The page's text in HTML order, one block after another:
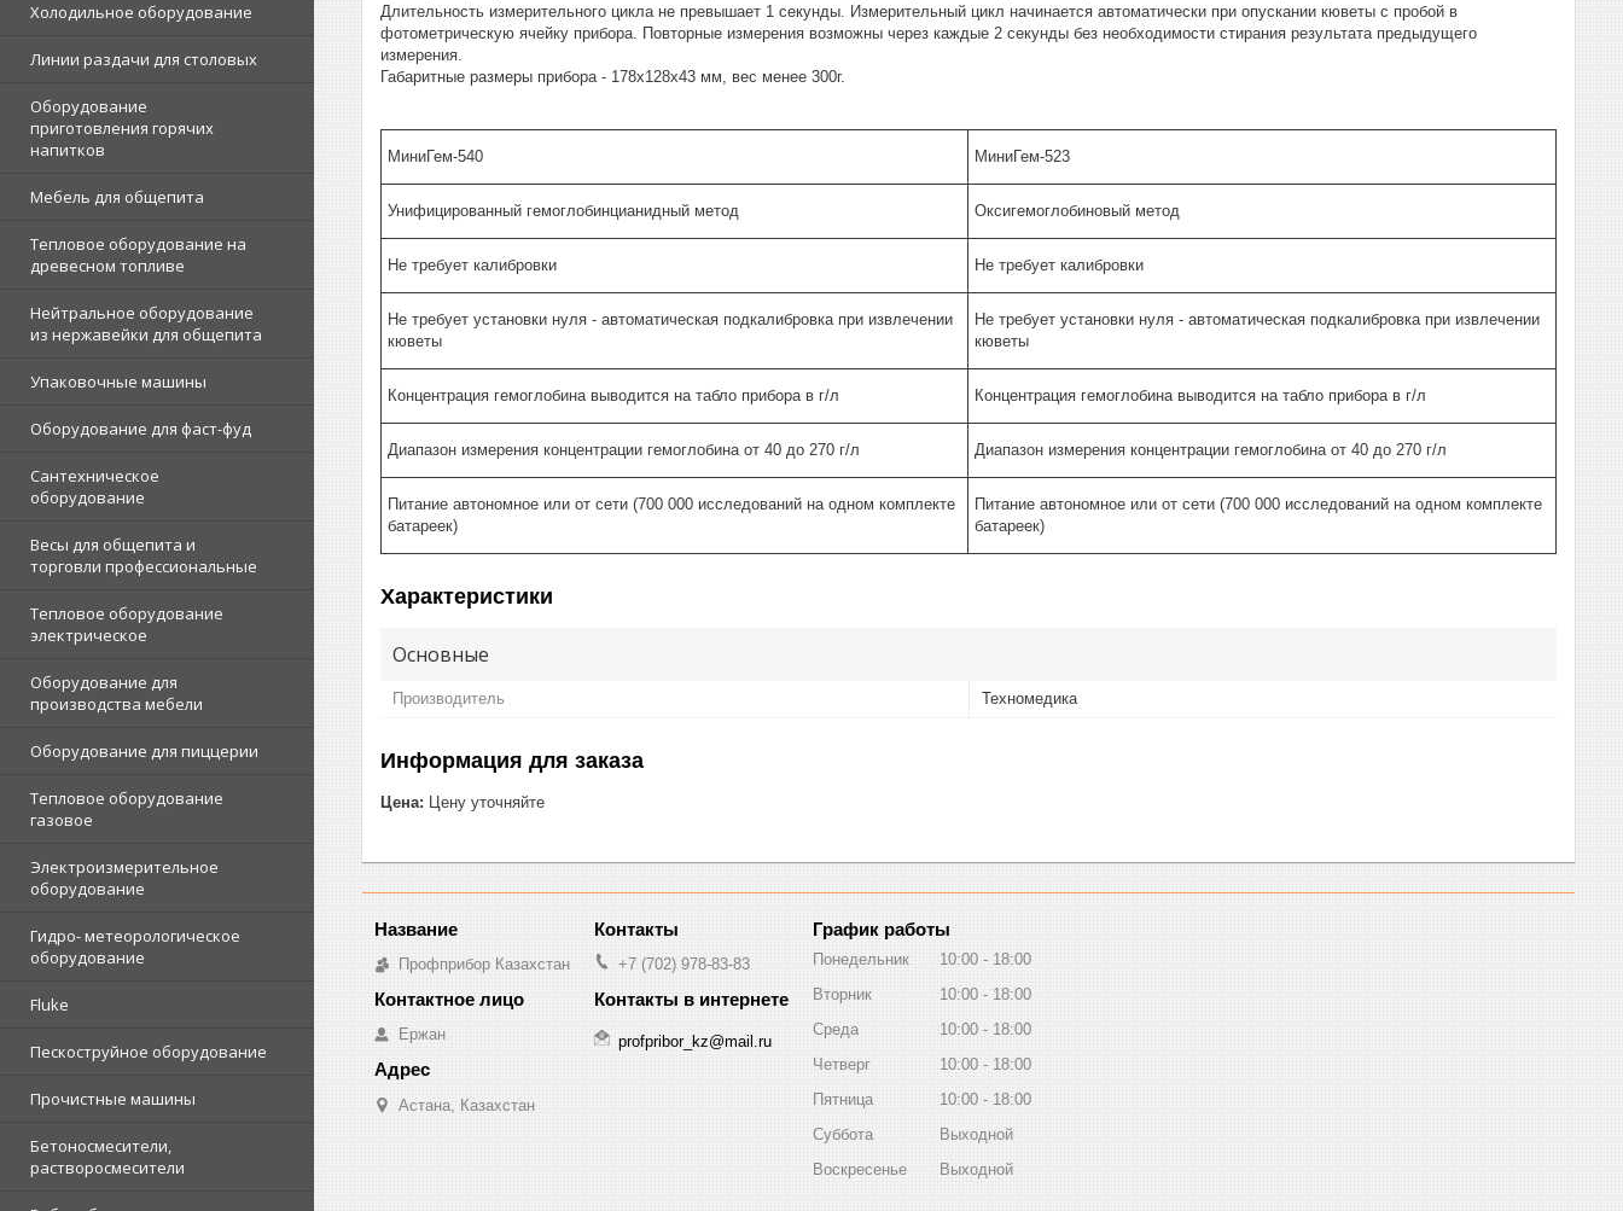
Холодильное оборудование
Линии раздачи для столовых
Оборудование
приготовления горячих
напитков
Мебель для общепита
Тепловое оборудование на
древесном топливе
Нейтральное оборудование
из нержавейки для общепита
Упаковочные машины
Оборудование для фаст-фуд
Сантехническое
оборудование
Весы для общепита и
торговли профессиональные
Тепловое оборудование
электрическое
Оборудование для
производства мебели
Оборудование для пиццерии
Тепловое оборудование
газовое
Электроизмерительное
оборудование
Гидро- метеорологическое
оборудование
Fluke
Пескоструйное оборудование
Прочистные машины
Бетоносмесители,
растворосмесители
Длительность измерительного цикла не превышает 1 секунды. Измерительный цикл начинается автоматически при опускании кюветы с пробой в
фотометрическую ячейку прибора. Повторные измерения возможны через каждые 2 секунды без необходимости стирания результата предыдущего
измерения.
Габаритные размеры прибора - 178х128х43 мм, вес менее 300г.
МиниГем-540 МиниГем-523
Унифицированный гемоглобинцианидный метод Оксигемоглобиновый метод
Не требует калибровки Не требует калибровки
Не требует установки нуля - автоматическая подкалибровка при извлечении
кюветы
Не требует установки нуля - автоматическая подкалибровка при извлечении
кюветы
Концентрация гемоглобина выводится на табло прибора в г/л Концентрация гемоглобина выводится на табло прибора в г/л
Диапазон измерения концентрации гемоглобина от 40 до 270 г/л Диапазон измерения концентрации гемоглобина от 40 до 270 г/л
Питание автономное или от сети (700 000 исследований на одном комплекте
батареек)
Питание автономное или от сети (700 000 исследований на одном комплекте
батареек)
Характеристики
Основные
Производитель Техномедика
Информация для заказа
Цена: Цену уточняйте
Профприбор Казахстан
Ержан
Астана, Казахстан
+7 (702) 978-83-83
profpribor_kz@mail.ru
График работы
Понедельник 10:00
18:00
Вторник
10:00
18:00
Среда
10:00
18:00
Четверг
10:00
18:00
Пятница
10:00
18:00
Суббота
Выходной
Воскресенье
Выходной